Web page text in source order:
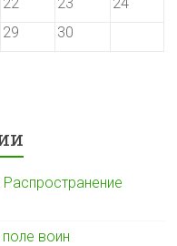
29 30
Распространение
воин